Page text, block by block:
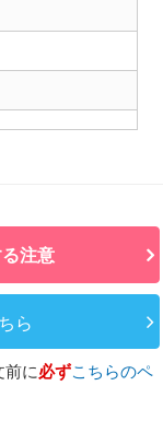
注意
ら
に必ずこちらのペ